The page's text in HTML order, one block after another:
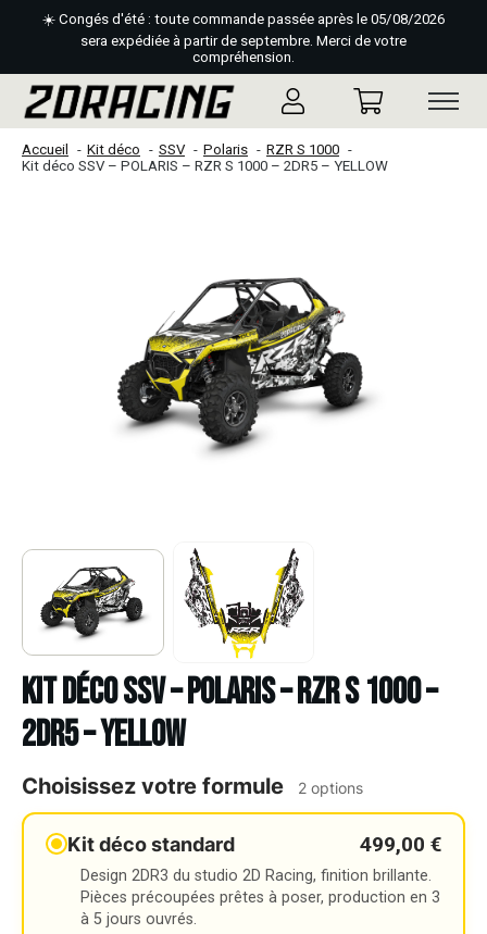
☀️ Congés d'été : toute commande passée après le 05/08/2026
sera expédiée à partir de septembre. Merci de votre
compréhension.
Accueil Kit déco SSV Polaris
RZR S 1000
Kit déco SSV – POLARIS – RZR S 1000 – 2DR5 – YELLOW
Kit déco SSV – POLARIS – RZR S 1000 –
2DR5 – YELLOW
Choisissez votre formule 2 options
Kit déco standard 499,00 €
Design 2DR3 du studio 2D Racing, finition brillante.
Pièces précoupées prêtes à poser, production en 3
à 5 jours ouvrés.